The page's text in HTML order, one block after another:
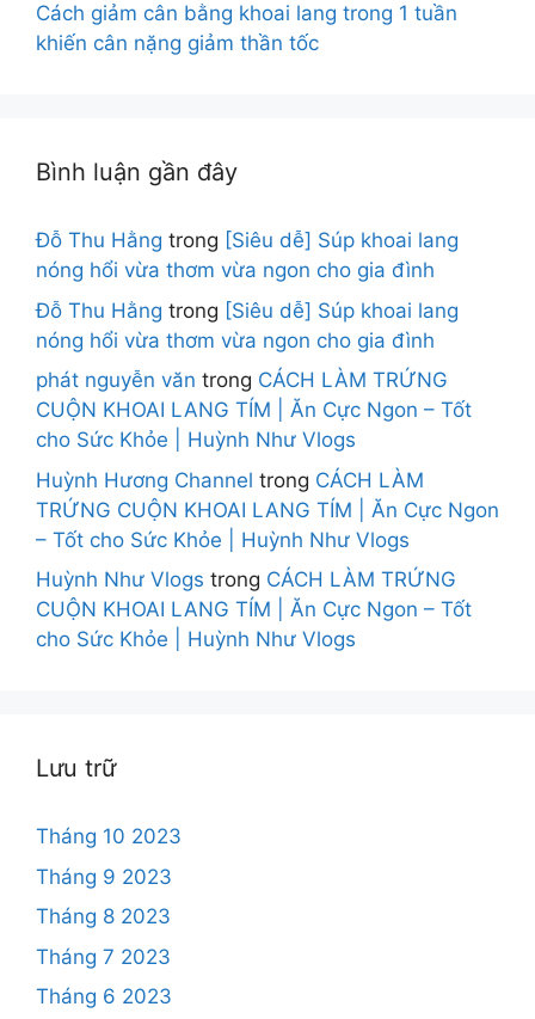
Cách giảm cân bằng khoai lang trong 1 tuần
khiến cân nặng giảm thần tốc
Bình luận gần đây
Đỗ Thu Hằng trong [Siêu dễ] Súp khoai lang
nóng hổi vừa thơm vừa ngon cho gia đình
Đỗ Thu Hằng trong [Siêu dễ] Súp khoai lang
nóng hổi vừa thơm vừa ngon cho gia đình
phát nguyễn văn trong CÁCH LÀM TRỨNG
CUỘN KHOAI LANG TÍM | Ăn Cực Ngon – Tốt
cho Sức Khỏe | Huỳnh Như Vlogs
Huỳnh Hương Channel trong CÁCH LÀM
TRỨNG CUỘN KHOAI LANG TÍM | Ăn Cực Ngon
– Tốt cho Sức Khỏe | Huỳnh Như Vlogs
Huỳnh Như Vlogs trong CÁCH LÀM TRỨNG
CUỘN KHOAI LANG TÍM | Ăn Cực Ngon – Tốt
cho Sức Khỏe | Huỳnh Như Vlogs
Lưu trữ
Tháng 10 2023
Tháng 9 2023
Tháng 8 2023
Tháng 7 2023
Tháng 6 2023